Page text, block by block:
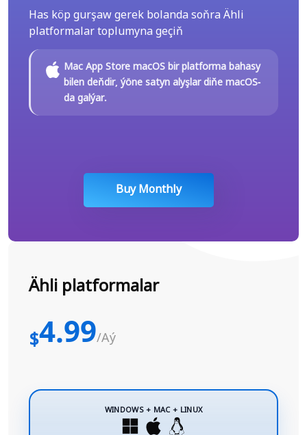
Has köp gurşaw gerek bolanda soňra Ähli
platformalar toplumyna geçiň
Mac App Store macOS bir platforma bahasy
bilen deňdir, ýöne satyn alyşlar diňe macOS-
da galýar.
Buy Monthly
Ähli platformalar
$4.99/Aý
WINDOWS + MAC + LINUX